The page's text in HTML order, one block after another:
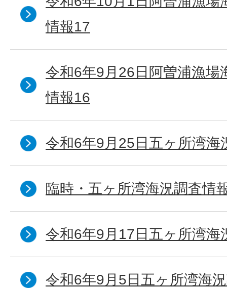
情報17
令和6年9月26日阿曽浦漁場
情報16
令和6年9月25日五ヶ所湾海
臨時・五ヶ所湾海況調査情
令和6年9月17日五ヶ所湾海
令和6年9月5日五ヶ所湾海